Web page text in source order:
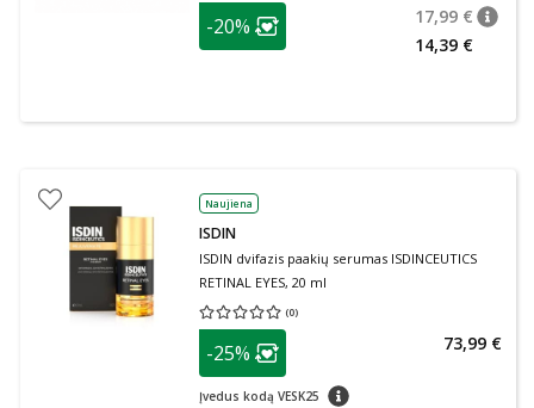
patarimas
Lojalumo klubo narių nuolaida
-20% 17,99 €
14,39 €
Naujiena
ISDIN
ISDIN dvifazis paakių serumas ISDINCEUTICS
RETINAL EYES, 20 ml
(0)
Vidutinis įvertinimas 0.00
patarimas
Lojalumo klubo narių nuolaida
-25%
Įvedus kodą VESK25 patarimas
73,99 €